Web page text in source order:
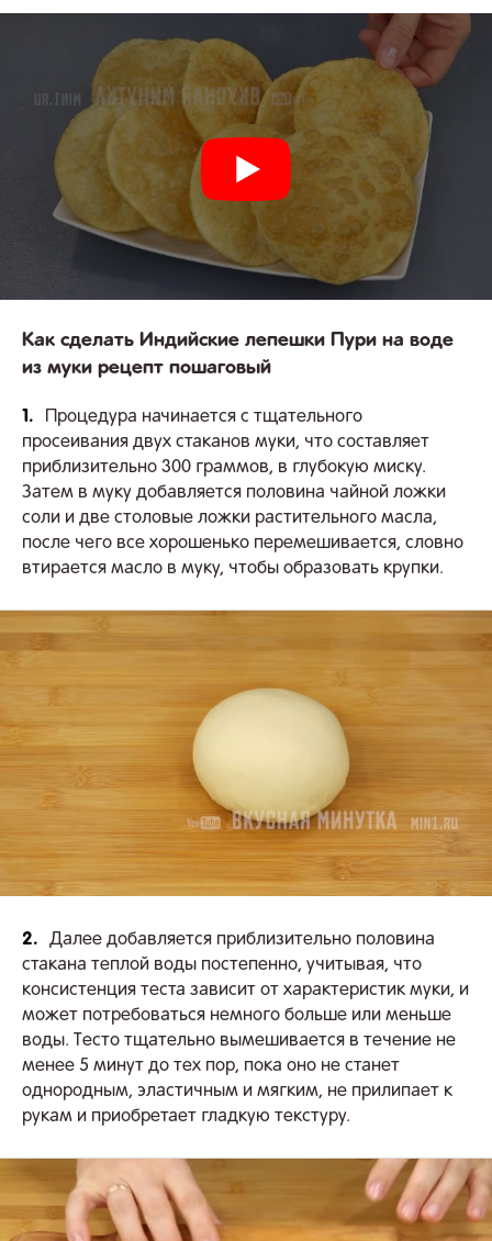
Как сделать Индийские лепешки Пури на воде
из муки рецепт пошаговый
1.
Процедура начинается с тщательного
просеивания двух стаканов муки, что составляет
приблизительно 300 граммов, в глубокую миску.
Затем в муку добавляется половина чайной ложки
соли и две столовые ложки растительного масла,
после чего все хорошенько перемешивается, словно
втирается масло в муку, чтобы образовать крупки.
2.
Далее добавляется приблизительно половина
стакана теплой воды постепенно, учитывая, что
консистенция теста зависит от характеристик муки, и
может потребоваться немного больше или меньше
воды. Тесто тщательно вымешивается в течение не
менее 5 минут до тех пор, пока оно не станет
однородным, эластичным и мягким, не прилипает к
рукам и приобретает гладкую текстуру.